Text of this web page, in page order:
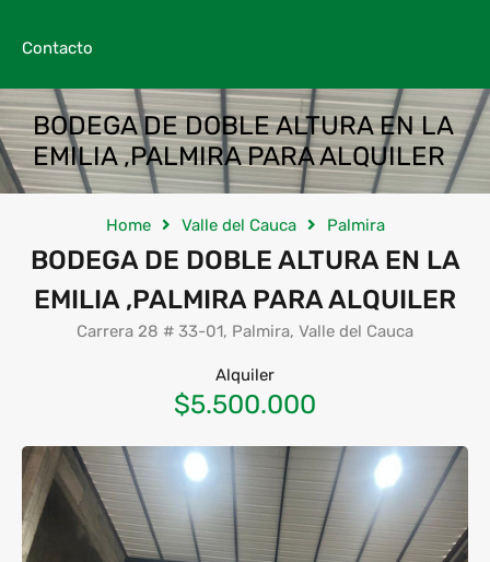
Contacto
BODEGA DE DOBLE ALTURA EN LA
EMILIA ,PALMIRA PARA ALQUILER
Home Valle del Cauca Palmira
BODEGA DE DOBLE ALTURA EN LA
EMILIA ,PALMIRA PARA ALQUILER
Carrera 28 # 33-01, Palmira, Valle del Cauca
Alquiler
$5.500.000